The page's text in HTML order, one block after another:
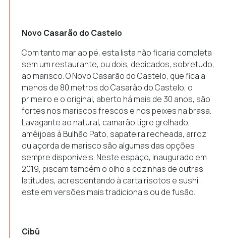
Novo Casarão do Castelo
Com tanto mar ao pé, esta lista não ficaria completa
sem um restaurante, ou dois, dedicados, sobretudo,
ao marisco. O Novo Casarão do Castelo, que fica a
menos de 80 metros do Casarão do Castelo, o
primeiro e o original, aberto há mais de 30 anos, são
fortes nos mariscos frescos e nos peixes na brasa.
Lavagante ao natural, camarão tigre grelhado,
amêijoas à Bulhão Pato, sapateira recheada, arroz
ou açorda de marisco são algumas das opções
sempre disponíveis. Neste espaço, inaugurado em
2019, piscam também o olho a cozinhas de outras
latitudes, acrescentando à carta risotos e sushi,
este em versões mais tradicionais ou de fusão.
Cibû